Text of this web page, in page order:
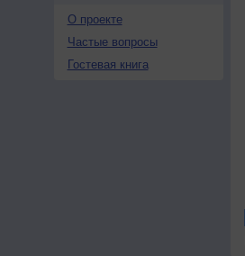
О проекте
Частые вопросы
Гостевая книга